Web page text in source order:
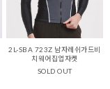
2L-SBA 723Z 남자레쉬가드비
치웨어집업자켓
SOLD OUT